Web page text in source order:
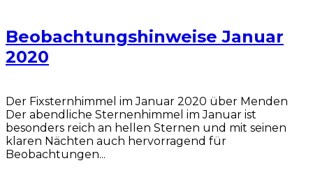
Beobachtungshinweise Januar
2020
Der Fixsternhimmel im Januar 2020 über Menden
Der abendliche Sternenhimmel im Januar ist
besonders reich an hellen Sternen und mit seinen
klaren Nächten auch hervorragend für
Beobachtungen...